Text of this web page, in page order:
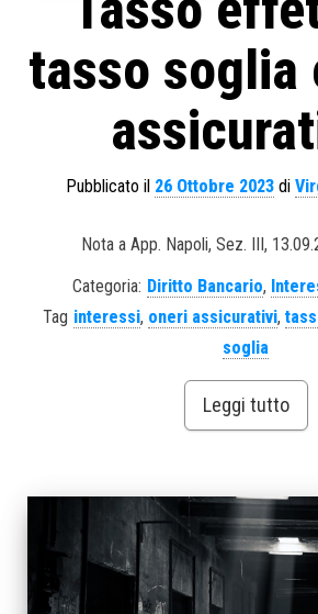
tasso soglia
Pubblicato il 26 Ottobre 2023di
Nota a App. Napoli, Sez. III,
Categoria: Diritto Bancario,
Tag interessi, oneri assicurativi,
soglia
Leggi tutto